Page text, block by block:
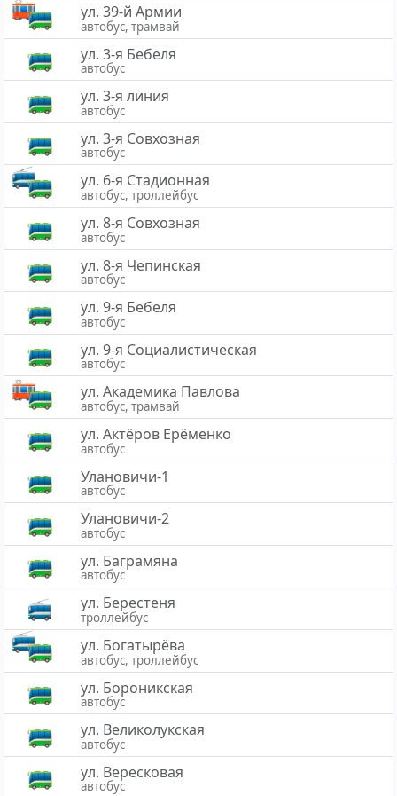
ул. 39-й Армии
автобус, трамвай
ул. 3-я Бебеля
автобус
ул. 3-я линия
автобус
ул. 3-я Совхозная
автобус
ул. 6-я Стадионная
автобус, троллейбус
ул. 8-я Совхозная
автобус
ул. 8-я Чепинская
автобус
ул. 9-я Бебеля
автобус
ул. 9-я Социалистическая
автобус
ул. Академика Павлова
автобус, трамвай
ул. Актёров Ерёменко
автобус
Улановичи-1
автобус
Улановичи-2
автобус
ул. Баграмяна
автобус
ул. Берестеня
троллейбус
ул. Богатырёва
автобус, троллейбус
ул. Бороникская
автобус
ул. Великолукская
автобус
ул. Вересковая
автобус